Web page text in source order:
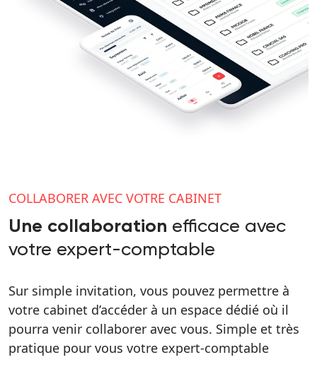
COLLABORER AVEC VOTRE CABINET
Une collaboration efficace avec
votre expert-comptable
Sur simple invitation, vous pouvez permettre à
votre cabinet d’accéder à un espace dédié où il
pourra venir collaborer avec vous. Simple et très
pratique pour vous votre expert-comptable